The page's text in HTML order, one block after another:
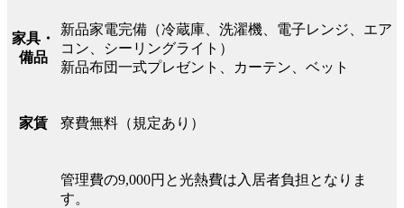
家具・
備品
新品家電完備（冷蔵庫、洗濯機、電子レンジ、エア
コン、シーリングライト）
新品布団一式プレゼント、カーテン、ベット
家賃 寮費無料（規定あり）
管理費の9,000円と光熱費は入居者負担となりま
す。